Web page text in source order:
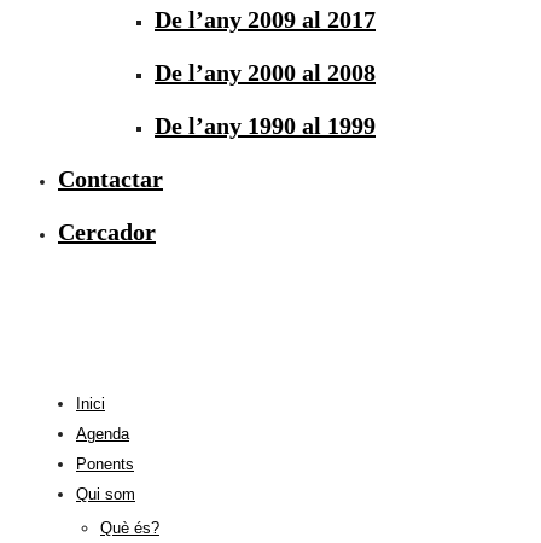
De l’any 2009 al 2017
De l’any 2000 al 2008
De l’any 1990 al 1999
Contactar
Cercador
Inici
Agenda
Ponents
Qui som
Què és?